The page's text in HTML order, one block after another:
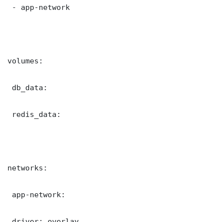
- app-network
volumes:
db_data:
redis_data:
networks:
app-network: